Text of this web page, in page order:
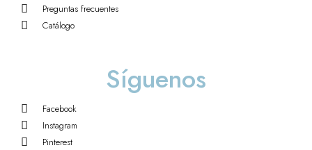
Preguntas frecuentes
Catálogo
Síguenos
Facebook
Instagram
Pinterest